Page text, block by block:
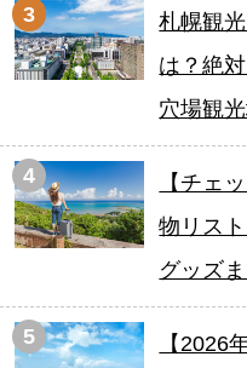
3
札幌観
は？絶
穴場観
4
【チェ
物リス
グッズま
5
【2026